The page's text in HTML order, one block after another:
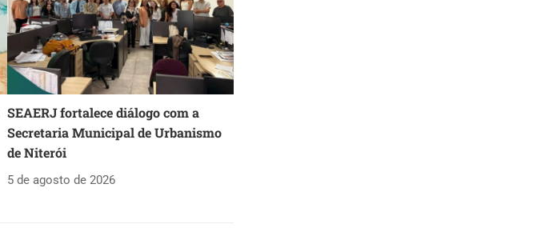
SEAERJ fortalece diálogo com a
Secretaria Municipal de Urbanismo
de Niterói
5 de agosto de 2026